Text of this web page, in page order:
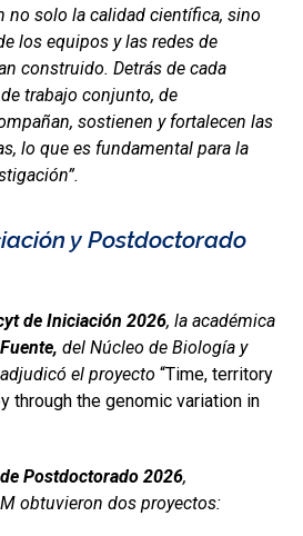
no solo la calidad científica, sino
los equipos y las redes de
construido. Detrás de cada
trabajo conjunto, de
sostienen y fortalecen las
lo que es fundamental para la
y Postdoctorado
de Iniciación 2026, la académica
del Núcleo de Biología y
el proyecto “Time, territory
through the genomic variation in
Postdoctorado 2026,
obtuvieron dos proyectos: